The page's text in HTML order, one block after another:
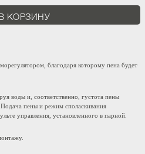
КОРЗИНУ
благодаря которому пена будет
воды и, соответственно, густота пены
Подача пены и режим споласкивания
управления, установленного в парной.